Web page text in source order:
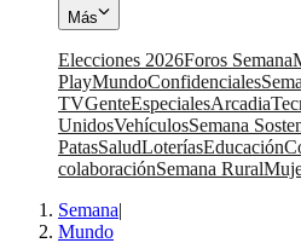
Más
Elecciones 2026Foros Semana
PlayMundoConfidenciales
TVGenteEspecialesArcadia
UnidosVehículosSemana
PatasSaludLoteríasEducación
colaboraciónSemana Rural
Semana|
Mundo